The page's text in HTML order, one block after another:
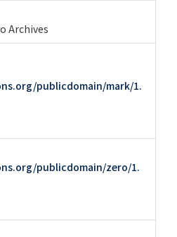
Archives
publicdomain/mark/1.
publicdomain/zero/1.